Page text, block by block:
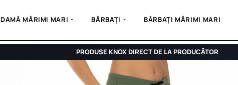
DAMĂ MĂRIMI MARI BĂRBAȚI BĂRBAȚI MĂRIMI MARI
PRODUSE KNOX DIRECT DE LA PRODUCĂTOR